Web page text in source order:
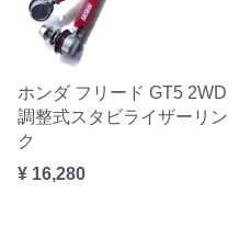
ホンダ フリード GT5 2WD
調整式スタビライザーリン
ク
¥ 16,280